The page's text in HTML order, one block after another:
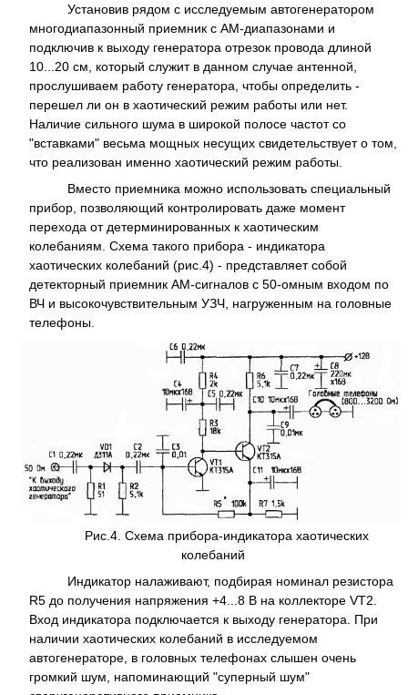
Установив рядом с исследуемым автогенератором
многодиапазонный приемник с АМ-диапазонами и
подключив к выходу генератора отрезок провода длиной
10...20 см, который служит в данном случае антенной,
прослушиваем работу генератора, чтобы определить -
перешел ли он в хаотический режим работы или нет.
Наличие сильного шума в широкой полосе частот со
"вставками" весьма мощных несущих свидетельствует о том,
что реализован именно хаотический режим работы.
Вместо приемника можно использовать специальный
прибор, позволяющий контролировать даже момент
перехода от детерминированных к хаотическим
колебаниям. Схема такого прибора - индикатора
хаотических колебаний (рис.4) - представляет собой
детекторный приемник АМ-сигналов с 50-омным входом по
ВЧ и высокочувствительным УЗЧ, нагруженным на головные
телефоны.
Рис.4. Схема прибора-индикатора хаотических
колебаний
Индикатор налаживают, подбирая номинал резистора
R5 до получения напряжения +4...8 В на коллекторе VT2.
Вход индикатора подключается к выходу генератора. При
наличии хаотических колебаний в исследуемом
автогенераторе, в головных телефонах слышен очень
громкий шум, напоминающий "суперный шум"